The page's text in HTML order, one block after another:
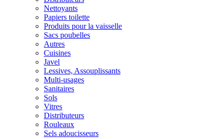
Nettoyants
Papiers toilette
Produits pour la vaisselle
Sacs poubelles
Autres
Cuisines
Javel
Lessives, Assouplissants
Multi-usages
Sanitaires
Sols
Vitres
Distributeurs
Rouleaux
Sels adoucisseurs